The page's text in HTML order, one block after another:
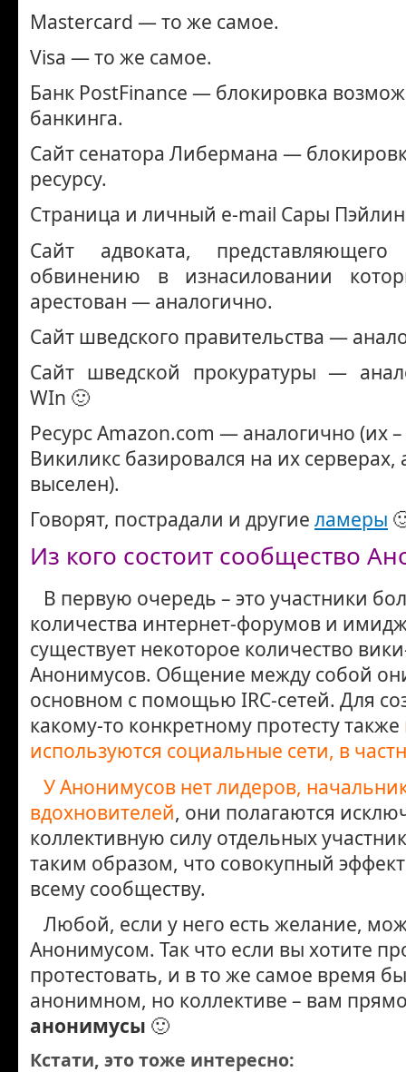
Mastercard — то же самое.
Visa — то же самое.
Банк PostFinance — блокировка
банкинга.
Сайт сенатора Либермана —
ресурсу.
Страница и личный e-mail Сары
Сайт адвоката,
обвинению в изнасиловании
арестован — аналогично.
Сайт шведского правительства —
Сайт шведской прокуратуры —
WIn 🙂
Ресурс Amazon.com — аналогично (их –
Викиликс базировался на их
выселен).
Говорят, пострадали и другие ламеры
Из кого состоит сообщество
В первую очередь – это участники
количества интернет-форумов и
существует некоторое количество
Анонимусов. Общение между собой
основном с помощью IRC-сетей. Для
какому-то конкретному протесту также
используются социальные сети, в
У Анонимусов нет лидеров,
вдохновителей, они полагаются
коллективную силу отдельных
таким образом, что совокупный
всему сообществу.
Любой, если у него есть желание,
Анонимусом. Так что если вы хотите
протестовать, и в то же самое время
анонимном, но коллективе – вам
анонимусы 🙂
Кстати, это тоже интересно: